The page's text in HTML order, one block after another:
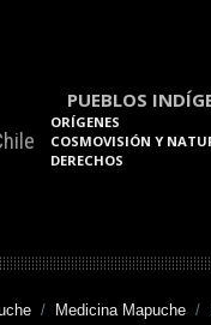
PUEBLOS
ORÍGENES
COSMOVISIÓN Y
DERECHOS
Medicina Mapuche